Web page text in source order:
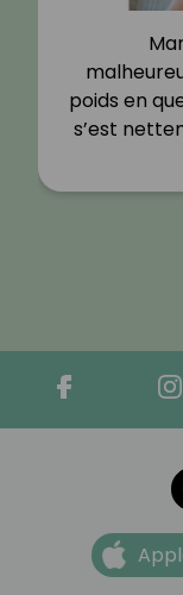
poids en
s’est